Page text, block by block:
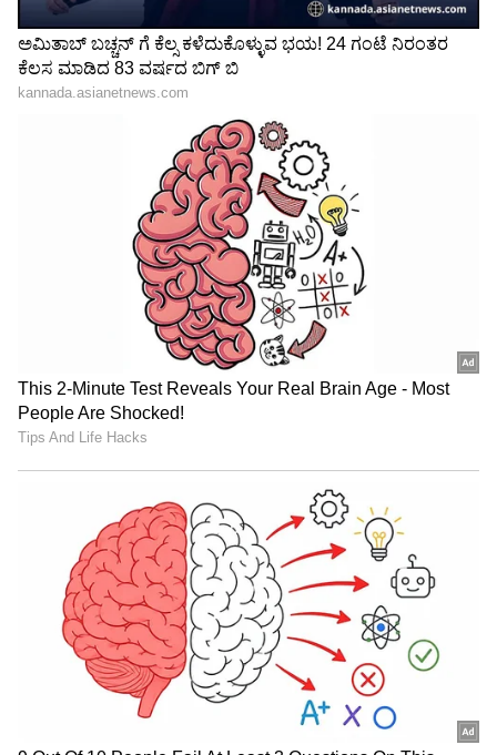
Weekly Horoscope: ಈ ರಾಶಿಗೆ ವೃತ್ತಿ, ವೈವಾಹಿಕ
ಜೀವನದಲ್ಲಿ ವಿಪರೀತ ಒತ್ತಡ
ಸಿಂಹ ರಾಶಿಯವರ ಜಾತಕದಲ್ಲಿ ಬುಧನು ಹತ್ತನೇ ಮನೆಯಲ್ಲಿ
ಅಸ್ತಮಿಸಲಿದ್ದಾನೆ. ಅಂತಹ ಪರಿಸ್ಥಿತಿಯಲ್ಲಿ, ಇದು ಸಿಂಹ
ರಾಶಿಯ ವ್ಯಕ್ತಿಯ ಜೀವನದಲ್ಲಿ ಪ್ರತಿಕೂಲ ಪರಿಣಾಮ
ಬೀರುತ್ತದೆ. ಅದೃಷ್ಟ ನಿಮಗೆ ಒಲವು ತೋರುವುದಿಲ್ಲ. ನೀವು
ಯಾವುದಾದರೂ ಒಂದು ಕೆಲಸದಲ್ಲಿ ಯಶಸ್ವಿಯಾಗಲು
ಬಯಸಿದರೆ, ನೀವು ಮೊದಲು ಉತ್ತಮವಾಗಿ ಯೋಜಿಸಬೇಕು.
ಈ ಹಂತದಲ್ಲಿ ಆರ್ಥಿಕ ಸ್ಥಿತಿಯೂ ಹದಗೆಡಬಹುದು.